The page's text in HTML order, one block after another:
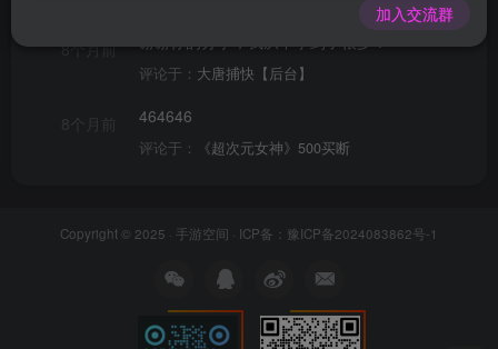
8个月前
评论于： 大唐捕快【后台】
8个月前 464646
评论于： 《超次元女神》500买断
Copyright © 2025 · 手游空间 · ICP备： 豫ICP备2024083862号-1
加入交流群